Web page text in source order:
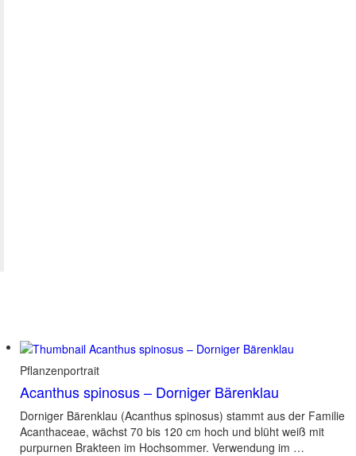
Pflanzenportrait
Acanthus spinosus – Dorniger Bärenklau
Dorniger Bärenklau (Acanthus spinosus) stammt aus der Familie
Acanthaceae, wächst 70 bis 120 cm hoch und blüht weiß mit
purpurnen Brakteen im Hochsommer. Verwendung im …